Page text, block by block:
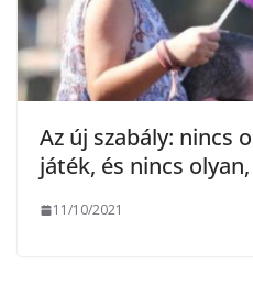
Az új szabály: nincs
játék, és nincs
11/10/2021